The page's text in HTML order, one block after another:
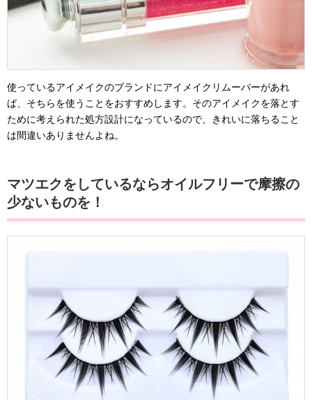
使っているアイメイクのブランドにアイメイクリムーバーがあれ
ば、そちらを使うことをおすすめします。そのアイメイクを落とす
ために考えられた処方設計になっているので、きれいに落ちること
は間違いありませんよね。
マツエクをしているならオイルフリーで摩擦の
少ないものを！